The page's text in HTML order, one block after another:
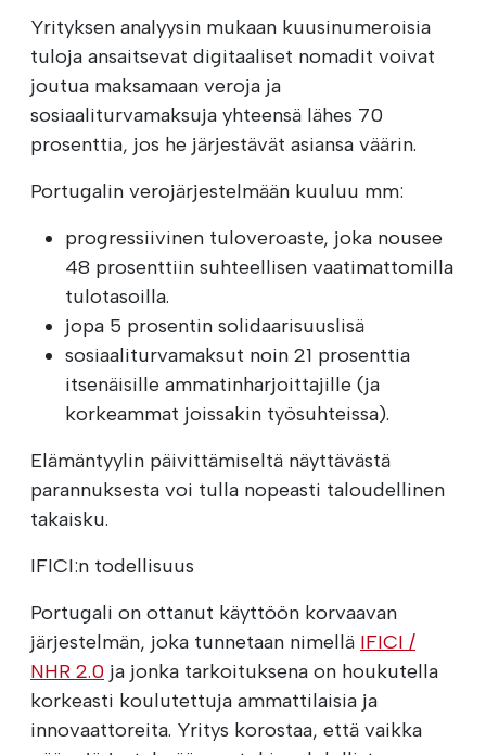
Yrityksen analyysin mukaan kuusinumeroisia
tuloja ansaitsevat digitaaliset nomadit voivat
joutua maksamaan veroja ja
sosiaaliturvamaksuja yhteensä lähes 70
prosenttia, jos he järjestävät asiansa väärin.
Portugalin verojärjestelmään kuuluu mm:
progressiivinen tuloveroaste, joka nousee
48 prosenttiin suhteellisen vaatimattomilla
tulotasoilla.
jopa 5 prosentin solidaarisuuslisä
sosiaaliturvamaksut noin 21 prosenttia
itsenäisille ammatinharjoittajille (ja
korkeammat joissakin työsuhteissa).
Elämäntyylin päivittämiseltä näyttävästä
parannuksesta voi tulla nopeasti taloudellinen
takaisku.
IFICI:n todellisuus
Portugali on ottanut käyttöön korvaavan
järjestelmän, joka tunnetaan nimellä IFICI /
NHR 2.0 ja jonka tarkoituksena on houkutella
korkeasti koulutettuja ammattilaisia ja
innovaattoreita. Yritys korostaa, että vaikka